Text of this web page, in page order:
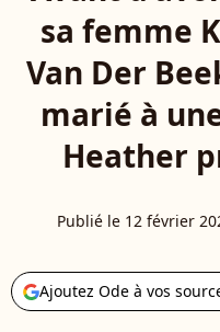
sa femme
Van Der
marié à
Heather
Publié le 12 février
Ajoutez Ode à vos